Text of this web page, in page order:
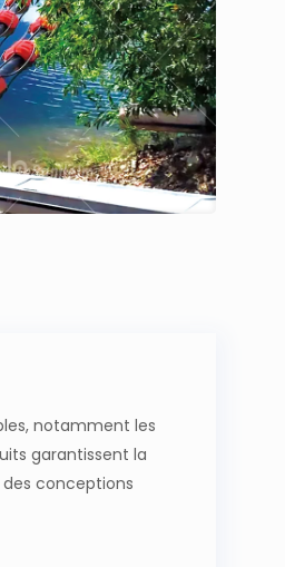
notamment les
garantissent la
conceptions